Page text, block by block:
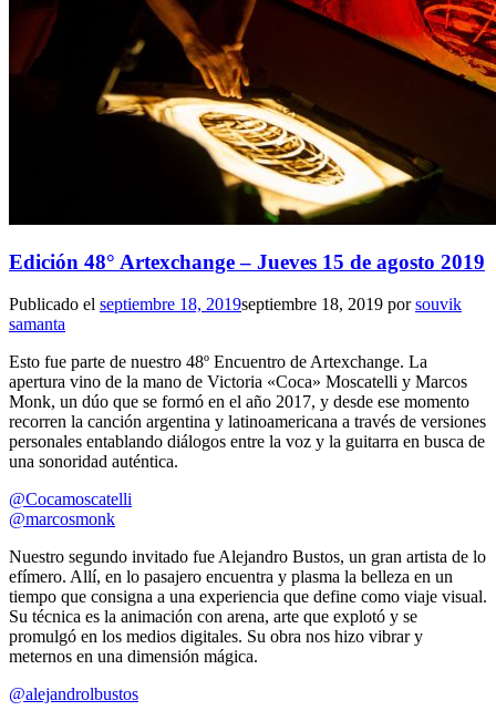
Edición 48° Artexchange – Jueves 15 de agosto 2019
Publicado el septiembre 18, 2019septiembre 18, 2019 porsouvik
samanta
Esto fue parte de nuestro 48º Encuentro de Artexchange. La
apertura vino de la mano de Victoria «Coca» Moscatelli y Marcos
Monk, un dúo que se formó en el año 2017, y desde ese momento
recorren la canción argentina y latinoamericana a través de versiones
personales entablando diálogos entre la voz y la guitarra en busca de
una sonoridad auténtica.
@Cocamoscatelli
@marcosmonk
Nuestro segundo invitado fue Alejandro Bustos, un gran artista de lo
efímero. Allí, en lo pasajero encuentra y plasma la belleza en un
tiempo que consigna a una experiencia que define como viaje visual.
Su técnica es la animación con arena, arte que explotó y se
promulgó en los medios digitales. Su obra nos hizo vibrar y
meternos en una dimensión mágica.
@alejandrolbustos